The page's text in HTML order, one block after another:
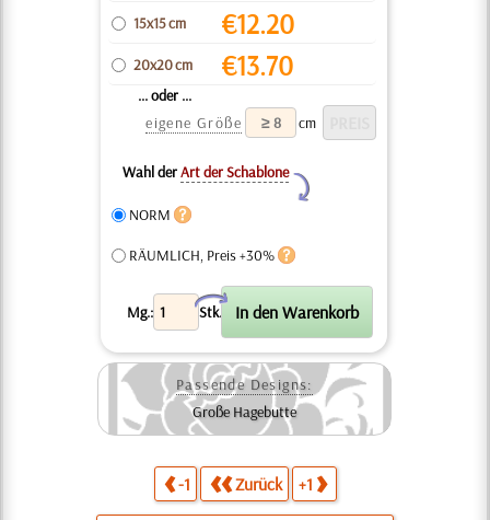
15x15 cm €12.20
20x20 cm €13.70
... oder ...
eigene Größe
cm
Wahl derArt der Schablone
Y
NORM
RÄUMLICH, Preis +30%
Mg.: Stk.
X
Passende Designs:
Große Hagebutte
-1 Zurück +1